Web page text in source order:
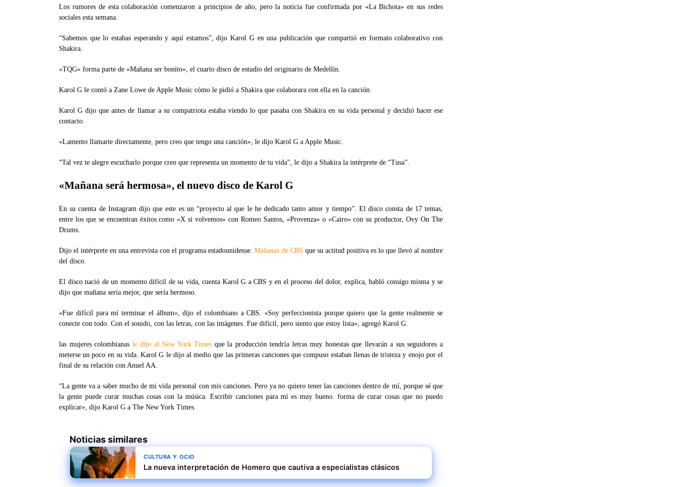
Los rumores de esta colaboración comenzaron a principios de año, pero la noticia fue confirmada por «La Bichota» en sus redes
sociales esta semana.
“Sabemos que lo estabas esperando y aquí estamos”, dijo Karol G en una publicación que compartió en formato colaborativo con
Shakira.
«TQG» forma parte de «Mañana ser bonito», el cuarto disco de estudio del originario de Medellín.
Karol G le contó a Zane Lowe de Apple Music cómo le pidió a Shakira que colaborara con ella en la canción.
Karol G dijo que antes de llamar a su compatriota estaba viendo lo que pasaba con Shakira en su vida personal y decidió hacer ese
contacto.
«Lamento llamarte directamente, pero creo que tengo una canción», le dijo Karol G a Apple Music.
“Tal vez te alegre escucharlo porque creo que representa un momento de tu vida”, le dijo a Shakira la intérprete de “Tusa”.
«Mañana será hermosa», el nuevo disco de Karol G
En su cuenta de Instagram dijo que este es un “proyecto al que le he dedicado tanto amor y tiempo”. El disco consta de 17 temas,
entre los que se encuentran éxitos como «X si volvemos» con Romeo Santos, «Provenza» o «Cairo» con su productor, Ovy On The
Drums.
Dijo el intérprete en una entrevista con el programa estadounidense.Mañanas de CBS que su actitud positiva es lo que llevó al nombre
del disco.
El disco nació de un momento difícil de su vida, cuenta Karol G a CBS y en el proceso del dolor, explica, habló consigo misma y se
dijo que mañana sería mejor, que sería hermoso.
«Fue difícil para mí terminar el álbum», dijo el colombiano a CBS. «Soy perfeccionista porque quiero que la gente realmente se
conecte con todo. Con el sonido, con las letras, con las imágenes. Fue difícil, pero siento que estoy lista», agregó Karol G.
las mujeres colombianas le dijo al New York Times que la producción tendría letras muy honestas que llevarán a sus seguidores a
meterse un poco en su vida. Karol G le dijo al medio que las primeras canciones que compuso estaban llenas de tristeza y enojo por el
final de su relación con Anuel AA.
“La gente va a saber mucho de mi vida personal con mis canciones. Pero ya no quiero tener las canciones dentro de mí, porque sé que
la gente puede curar muchas cosas con la música. Escribir canciones para mí es muy bueno. forma de curar cosas que no puedo
explicar», dijo Karol G a The New York Times.
Noticias similares
CULTURA Y OCIO
La nueva interpretación de Homero que cautiva a especialistas clásicos